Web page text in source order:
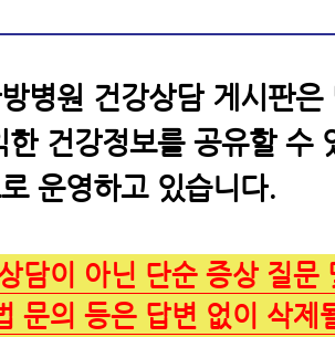
병원 건강상담 게시판은
한 건강정보를 공유할 수
운영하고 있습니다.
담이 아닌 단순 증상 질문
문의 등은 답변 없이 삭제